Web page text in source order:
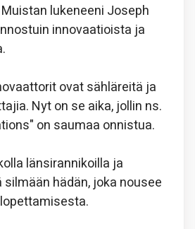
lukeneeni Joseph
innovaatioista ja
ovat sähläreitä ja
Nyt on se aika, jollin ns.
on saumaa onnistua.
länsirannikoilla ja
hädän, joka nousee